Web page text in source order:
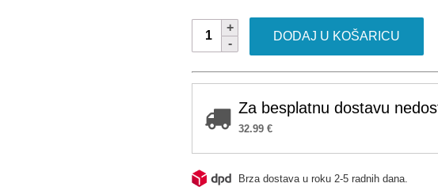
MLP
količina
DODAJ U KOŠARICU
Za besplatnu dostavu
32.99 €
Brza dostava u roku 2-5 radnih dana.